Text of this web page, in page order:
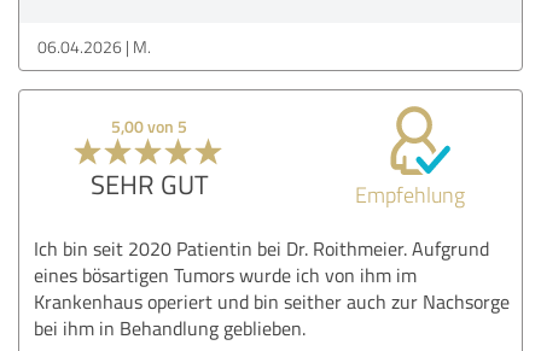
06.04.2026 M.
5,00 von 5
SEHR GUT Empfehlung
Ich bin seit 2020 Patientin bei Dr. Roithmeier. Aufgrund
eines bösartigen Tumors wurde ich von ihm im
Krankenhaus operiert und bin seither auch zur Nachsorge
bei ihm in Behandlung geblieben.